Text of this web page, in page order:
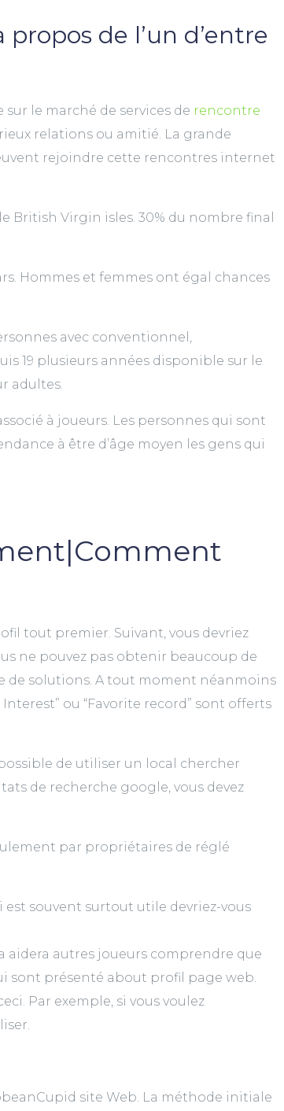
de l’un d’entre
le marché de services de rencontre
relations ou amitié. La grande
rejoindre cette rencontres internet
British Virgin isles. 30% du nombre final
Hommes et femmes ont égal chances
avec conventionnel,
19 plusieurs années disponible sur le
adultes.
à joueurs. Les personnes qui sont
à être d’âge moyen les gens qui
tout premier. Suivant, vous devriez
ne pouvez pas obtenir beaucoup de
de solutions. A tout moment néanmoins
ou “Favorite record” sont offerts
de utiliser un local chercher
de recherche google, vous devez
par propriétaires de réglé
souvent surtout utile devriez-vous
aidera autres joueurs comprendre que
sont présenté about profil page web.
Par exemple, si vous voulez
site Web. La méthode initiale